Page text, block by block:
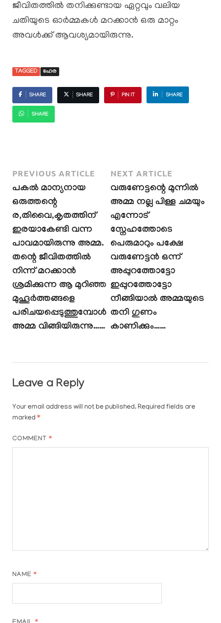
ജീവിതത്തിൽ തനിക്കുണ്ടായ ഏറ്റവും വലിയ
ചതിയുടെ ഓർമ്മകൾ മറക്കാൻ ഒരു മാറ്റം
അവൾക്ക് ആവശ്യമായിരുന്നു.
TAGGED ഹേര
SHARE SHARE PIN IT SHARE
SHARE
PREVIOUS ARTICLE
പകൽ മാന്യനായ
ഒരുത്തന്റെ
ര,തിവൈ,കൃതത്തിന്
ഇരയാകേണ്ടി വന്ന
പാവമായിരുന്നു അമ്മ.
തന്റെ ജീവിതത്തിൽ
നിന്ന് മറക്കാൻ
ശ്രമിക്കുന്ന ആ മുറിഞ്ഞ
മുഹൂർത്തങ്ങളെ
പരിചയപ്പെടുത്തുമ്പോൾ
അമ്മ വിങ്ങിയിരുന്നു……
NEXT ARTICLE
വരുണേട്ടന്റെ മുന്നിൽ
അമ്മ നല്ല പിള്ള ചമയും
എന്നോട്
സ്നേഹത്തോടെ
പെരുമാറും പക്ഷേ
വരുണേട്ടൻ ഒന്ന്
അപ്പുറത്തോട്ടോ
ഇപ്പുറത്തോട്ടോ
നീങ്ങിയാൽ അമ്മയുടെ
തനി ഗുണം
കാണിക്കും……
Leave a Reply
Your email address will not be published. Required fields are
marked *
COMMENT*
NAME*